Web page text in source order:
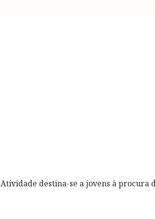
Atividade destina-se a jovens à